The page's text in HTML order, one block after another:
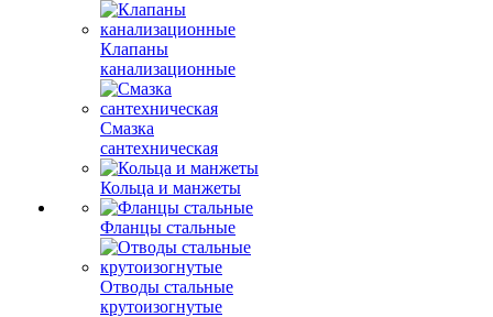
Клапаны
канализационные
Смазка
сантехническая
Кольца и манжеты
Фланцы стальные
Отводы стальные
крутоизогнутые